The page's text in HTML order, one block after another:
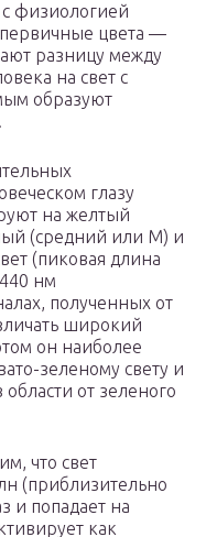
физиологией
цвета —
разницу между
на свет с
образуют
глазу
на желтый
(средний или M) и
(пиковая длина
нм
полученных от
широкий
он наиболее
зеленому свету и
от зеленого
что свет
(приблизительно
и попадает на
как